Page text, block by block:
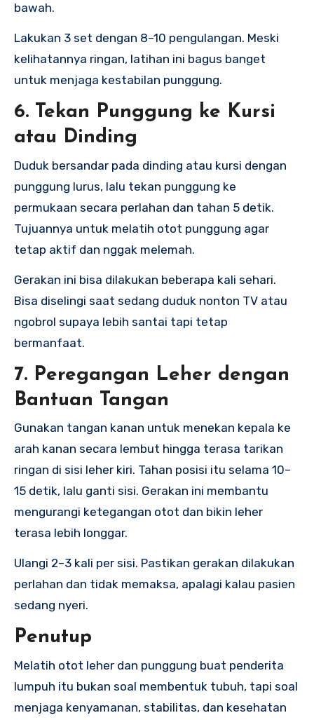
bawah.
Lakukan 3 set dengan 8–10 pengulangan. Meski
kelihatannya ringan, latihan ini bagus banget
untuk menjaga kestabilan punggung.
6. Tekan Punggung ke Kursi
atau Dinding
Duduk bersandar pada dinding atau kursi dengan
punggung lurus, lalu tekan punggung ke
permukaan secara perlahan dan tahan 5 detik.
Tujuannya untuk melatih otot punggung agar
tetap aktif dan nggak melemah.
Gerakan ini bisa dilakukan beberapa kali sehari.
Bisa diselingi saat sedang duduk nonton TV atau
ngobrol supaya lebih santai tapi tetap
bermanfaat.
7. Peregangan Leher dengan
Bantuan Tangan
Gunakan tangan kanan untuk menekan kepala ke
arah kanan secara lembut hingga terasa tarikan
ringan di sisi leher kiri. Tahan posisi itu selama 10–
15 detik, lalu ganti sisi. Gerakan ini membantu
mengurangi ketegangan otot dan bikin leher
terasa lebih longgar.
Ulangi 2–3 kali per sisi. Pastikan gerakan dilakukan
perlahan dan tidak memaksa, apalagi kalau pasien
sedang nyeri.
Penutup
Melatih otot leher dan punggung buat penderita
lumpuh itu bukan soal membentuk tubuh, tapi soal
menjaga kenyamanan, stabilitas, dan kesehatan